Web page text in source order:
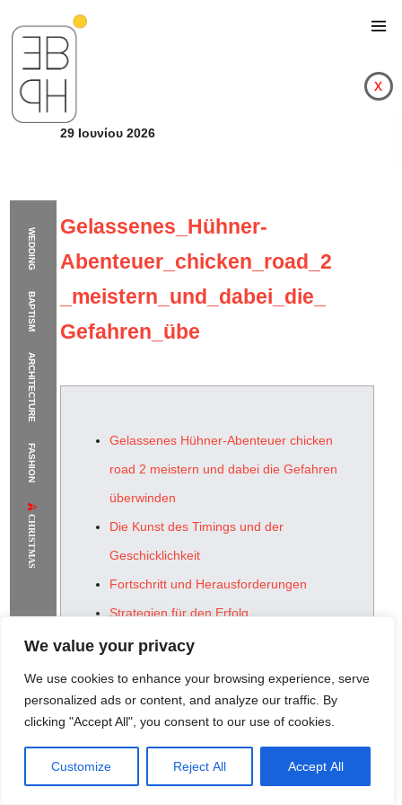
We value your privacy
We use cookies to enhance your browsing experience, serve
personalized ads or content, and analyze our traffic. By
clicking "Accept All", you consent to our use of cookies.
Customize Reject All Accept All
WEDDING
BAPTISM
ARCHITECTURE
FASHION
CHRISTMAS
Rome Project Santorini Project
Sounio Project 1
The Supermodels Always Bring Their
Flawless Festival Style to Rio
x
29 Ιουνίου 2026
Gelassenes_Hühner-
Abenteuer_chicken_road_2
_meistern_und_dabei_die_
Gefahren_übe
Gelassenes Hühner-Abenteuer chicken
road 2 meistern und dabei die Gefahren
überwinden
Die Kunst des Timings und der
Geschicklichkeit
Fortschritt und Herausforderungen
Strategien für den Erfolg
Das Erlernen der Verkehrsmuster
Die psychologische Komponente des Spiels
Umgang mit Stress und Angst
Die Zukunft von „chicken road 2“ und
Die anhaltende Faszination einfacher